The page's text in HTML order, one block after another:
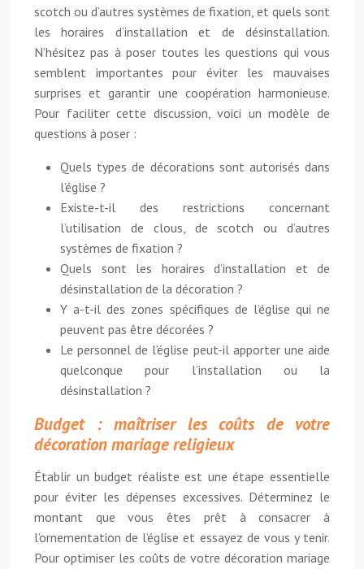
scotch ou d’autres systèmes de fixation, et quels sont
les horaires d’installation et de désinstallation.
N’hésitez pas à poser toutes les questions qui vous
semblent importantes pour éviter les mauvaises
surprises et garantir une coopération harmonieuse.
Pour faciliter cette discussion, voici un modèle de
questions à poser :
Quels types de décorations sont autorisés dans
l’église ?
Existe-t-il des restrictions concernant
l’utilisation de clous, de scotch ou d’autres
systèmes de fixation ?
Quels sont les horaires d’installation et de
désinstallation de la décoration ?
Y a-t-il des zones spécifiques de l’église qui ne
peuvent pas être décorées ?
Le personnel de l’église peut-il apporter une aide
quelconque pour l’installation ou la
désinstallation ?
Budget : maîtriser les coûts de votre
décoration mariage religieux
Établir un budget réaliste est une étape essentielle
pour éviter les dépenses excessives. Déterminez le
montant que vous êtes prêt à consacrer à
l’ornementation de l’église et essayez de vous y tenir.
Pour optimiser les coûts de votre décoration mariage